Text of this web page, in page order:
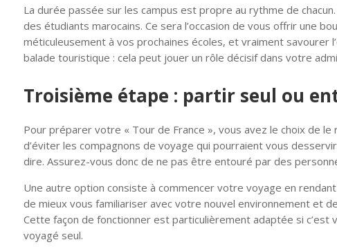
La durée passée sur les campus est propre au rythme de
des étudiants marocains. Ce sera l’occasion de vous offrir une
méticuleusement à vos prochaines écoles, et vraiment savourer
balade touristique : cela peut jouer un rôle décisif dans votre
Troisième étape : partir seul ou
Pour préparer votre « Tour de France », vous avez le choix de
d’éviter les compagnons de voyage qui pourraient vous
dire. Assurez-vous donc de ne pas être entouré par des
Une autre option consiste à commencer votre voyage en
de mieux vous familiariser avec votre nouvel environnement et
Cette façon de fonctionner est particulièrement adaptée si c’est
voyagé seul.